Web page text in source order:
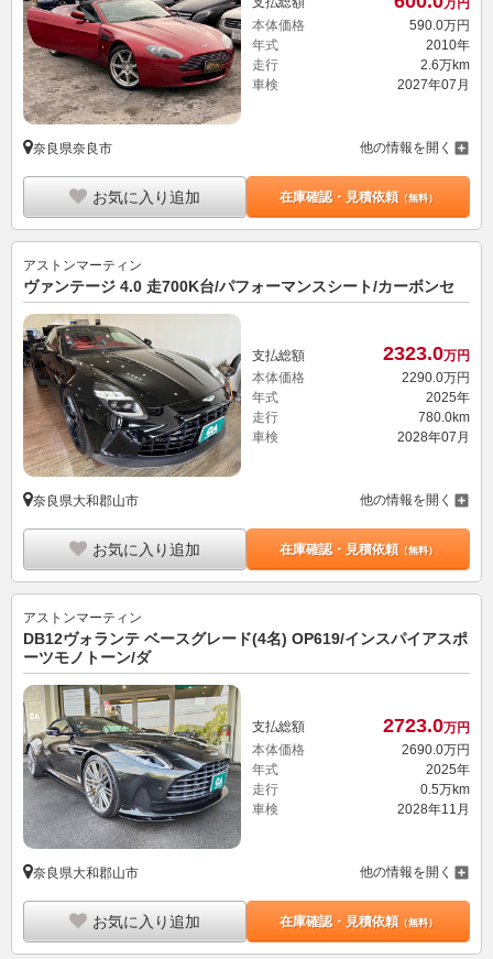
本体価格
590. 0万円
年式
2010年
走行
2.6万km
車検
2027年07月
奈良県奈良市 他の情報を開く
お気に入り追加 在庫確認・見積依頼（無料）
アストンマーティン
ヴァンテージ 4.0 走700K台/パフォーマンスシート/カーボンセ
支払総額 2323.0万円
本体価格
2290.0万円
年式
2025年
走行
780.0km
車検
2028年07月
奈良県大和郡山市 他の情報を開く
お気に入り追加 在庫確認・見積依頼（無料）
アストンマーティン
DB12ヴォランテ ベースグレード(4名) OP619/インスパイアスポ
ーツモノトーン/ダ
支払総額 2723.0万円
本体価格
2690. 0万円
年式
2025年
走行
0.5万km
車検
2028年11月
奈良県大和郡山市 他の情報を開く
お気に入り追加 在庫確認・見積依頼（無料）